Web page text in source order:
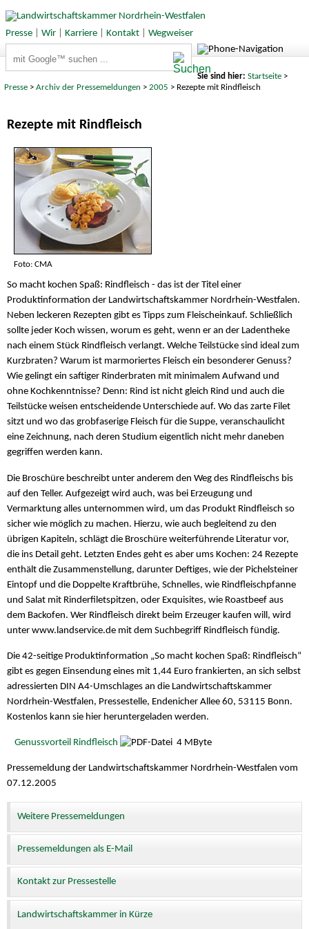
Presse| Wir| Karriere| Kontakt| Wegweiser
Sie sind hier: Startseite>
Presse >Archiv der Pressemeldungen > 2005 > Rezepte mit Rindfleisch
Rezepte mit Rindfleisch
Foto: CMA
So macht kochen Spaß: Rindfleisch - das ist der Titel einer
Produktinformation der Landwirtschaftskammer Nordrhein-Westfalen.
Neben leckeren Rezepten gibt es Tipps zum Fleischeinkauf. Schließlich
sollte jeder Koch wissen, worum es geht, wenn er an der Ladentheke
nach einem Stück Rindfleisch verlangt. Welche Teilstücke sind ideal zum
Kurzbraten? Warum ist marmoriertes Fleisch ein besonderer Genuss?
Wie gelingt ein saftiger Rinderbraten mit minimalem Aufwand und
ohne Kochkenntnisse? Denn: Rind ist nicht gleich Rind und auch die
Teilstücke weisen entscheidende Unterschiede auf. Wo das zarte Filet
sitzt und wo das grobfaserige Fleisch für die Suppe, veranschaulicht
eine Zeichnung, nach deren Studium eigentlich nicht mehr daneben
gegriffen werden kann.
Die Broschüre beschreibt unter anderem den Weg des Rindfleischs bis
auf den Teller. Aufgezeigt wird auch, was bei Erzeugung und
Vermarktung alles unternommen wird, um das Produkt Rindfleisch so
sicher wie möglich zu machen. Hierzu, wie auch begleitend zu den
übrigen Kapiteln, schlägt die Broschüre weiterführende Literatur vor,
die ins Detail geht. Letzten Endes geht es aber ums Kochen: 24 Rezepte
enthält die Zusammenstellung, darunter Deftiges, wie der Pichelsteiner
Eintopf und die Doppelte Kraftbrühe, Schnelles, wie Rindfleischpfanne
und Salat mit Rinderfiletspitzen, oder Exquisites, wie Roastbeef aus
dem Backofen. Wer Rindfleisch direkt beim Erzeuger kaufen will, wird
unter www.landservice.de mit dem Suchbegriff Rindfleisch fündig.
Die 42-seitige Produktinformation „So macht kochen Spaß: Rindfleisch“
gibt es gegen Einsendung eines mit 1,44 Euro frankierten, an sich selbst
adressierten DIN A4-Umschlages an die Landwirtschaftskammer
Nordrhein-Westfalen, Pressestelle, Endenicher Allee 60, 53115 Bonn.
Kostenlos kann sie hier heruntergeladen werden.
Genussvorteil Rindfleisch 4 MByte
Pressemeldung der Landwirtschaftskammer Nordrhein-Westfalen vom
07.12.2005
Weitere Pressemeldungen
Pressemeldungen als E-Mail
Kontakt zur Pressestelle
Landwirtschaftskammer in Kürze